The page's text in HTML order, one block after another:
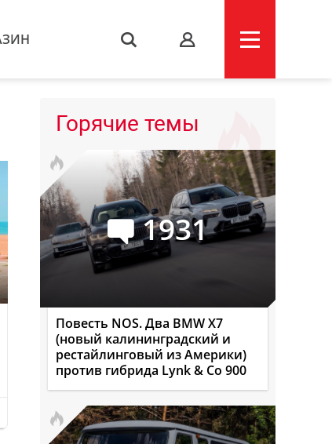
s
Горячие темы
1931
Повесть NOS. Два BMW X7
(новый калининградский и
рестайлинговый из Америки)
против гибрида Lynk & Co 900